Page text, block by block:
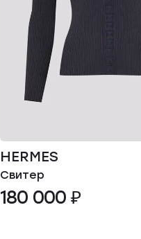
HERMES
Свитер
180 000 ₽